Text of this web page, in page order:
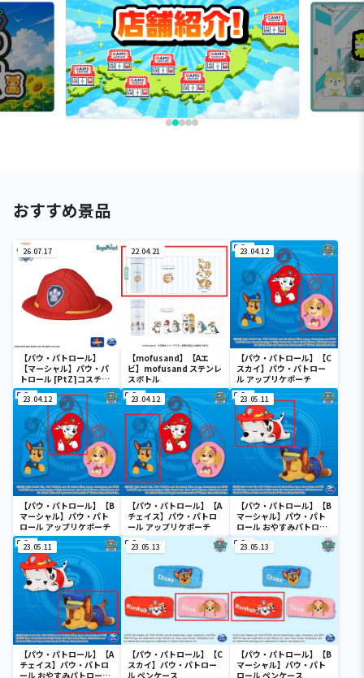
おすすめ景品
26.07.17
【パウ・パトロール】
【マーシャル】パウ・パ
トロール [PtZ]コスチュ
ーム帽子‐マーシャル‐
22.04.21
【mofusand】【Aエ
ビ】mofusand ステンレ
スボトル
23.04.12
【パウ・パトロール】【C
スカイ】パウ・パトロー
ル アップリケポーチ
23.04.12
【パウ・パトロール】【B
マーシャル】パウ・パト
ロール アップリケポーチ
23.04.12
【パウ・パトロール】【A
チェイス】パウ・パトロ
ール アップリケポーチ
23.05.11
【パウ・パトロール】【B
マーシャル】パウ・パト
ロール おやすみパトロー
ルBIGぬいぐるみ
23.05.11
【パウ・パトロール】【A
チェイス】パウ・パトロ
ール おやすみパトロール
23.05.13
【パウ・パトロール】【C
スカイ】パウ・パトロー
ル ペンケース
23.05.13
【パウ・パトロール】【B
マーシャル】パウ・パト
ロール ペンケース